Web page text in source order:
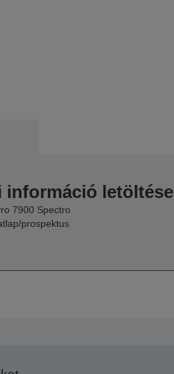
információ letöltése
7900 Spectro
prospektus